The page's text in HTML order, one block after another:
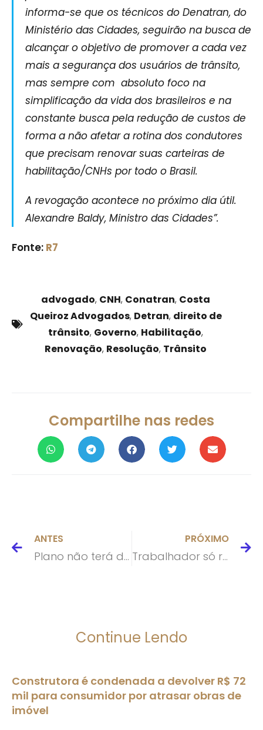
informa-se que os técnicos do Denatran, do
Ministério das Cidades, seguirão na busca de
alcançar o objetivo de promover a cada vez
mais a segurança dos usuários de trânsito,
mas sempre com absoluto foco na
simplificação da vida dos brasileiros e na
constante busca pela redução de custos de
forma a não afetar a rotina dos condutores
que precisam renovar suas carteiras de
habilitação/CNHs por todo o Brasil.
A revogação acontece no próximo dia útil.
Alexandre Baldy, Ministro das Cidades”.
Fonte: R7
advogado, CNH, Conatran, Costa
Queiroz Advogados, Detran, direito de
trânsito, Governo, Habilitação,
Renovação, Resolução, Trânsito
Compartilhe nas redes
ANTES
Plano não terá de indenizar por não fornecer medicamento registrado após morte de paciente
PRÓXIMO
Trabalhador só responde por honorários de perícia que for designada após reforma trabalhista
Continue Lendo
Construtora é condenada a devolver R$ 72
mil para consumidor por atrasar obras de
imóvel